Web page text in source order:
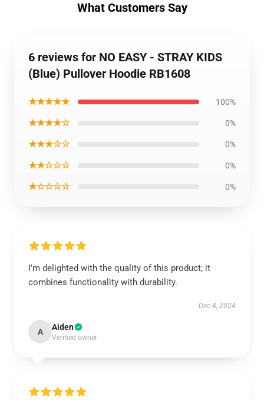
What Customers Say
6 reviews for NO EASY - STRAY KIDS
(Blue) Pullover Hoodie RB1608
★★★★★ 100%
★★★★☆ 0%
★★★☆☆ 0%
★★☆☆☆ 0%
★☆☆☆☆ 0%
I’m delighted with the quality of this product; it
combines functionality with durability.
Dec 4, 2024
A Aiden
Verified owner